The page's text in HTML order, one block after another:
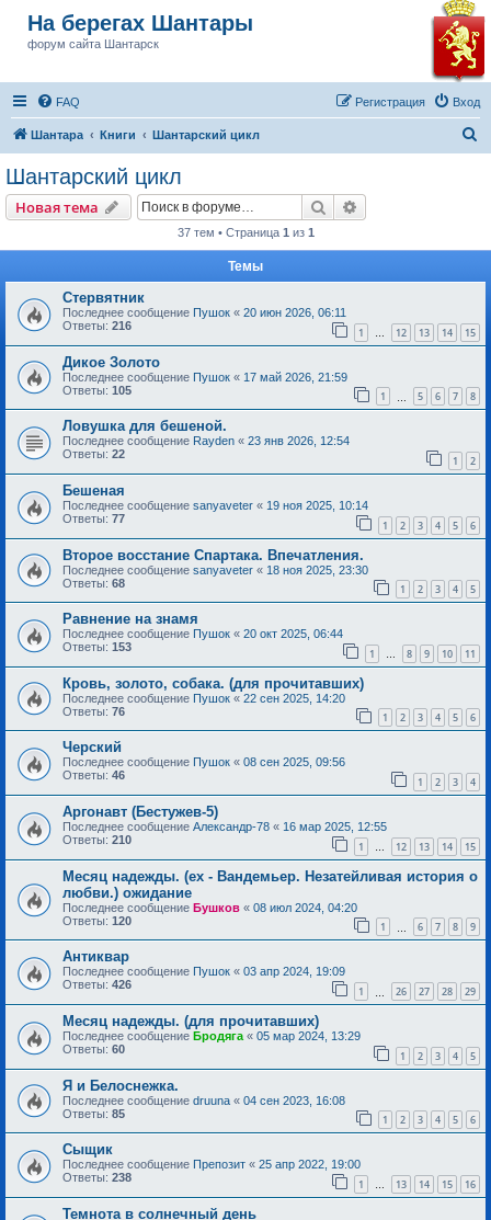
На берегах Шантары
форум сайта Шантарск
FAQ Вход
Регистрация
Шантара Книги Шантарский цикл
Шантарский цикл
Новая тема Поиск
37 тем • Страница 1 из 1
Темы
Стервятник
Последнее сообщение Пушок « 20 июн 2026, 06:11
Ответы: 216 1 … 12 13 14 15
Дикое Золото
Последнее сообщение Пушок « 17 май 2026, 21:59
Ответы: 105 1 5 6 7 8
Ловушка для бешеной.
Последнее сообщение Rayden « 23 янв 2026, 12:54
Ответы: 22 1 2
Бешеная
Последнее сообщение sanyaveter « 19 ноя 2025, 10:14
Ответы: 77 1 2 3 4 5 6
Второе восстание Спартака. Впечатления.
Последнее сообщение sanyaveter « 18 ноя 2025, 23:30
Ответы: 68 1 2 3 4 5
Равнение на знамя
Последнее сообщение Пушок « 20 окт 2025, 06:44
Ответы: 153 1 … 8 9 10 11
Кровь, золото, собака. (для прочитавших)
Последнее сообщение Пушок « 22 сен 2025, 14:20
Ответы: 76 1 2 3 4 5 6
Черский
Последнее сообщение Пушок « 08 сен 2025, 09:56
Ответы: 46 1 2 3 4
Аргонавт (Бестужев-5)
Последнее сообщение Александр-78 « 16 мар 2025, 12:55
Ответы: 210 1 … 12 13 14 15
Месяц надежды. (ex - Вандемьер. Незатейливая история о
любви.) ожидание
Последнее сообщение Бушков « 08 июл 2024, 04:20
Ответы: 120 1 6 7 8 9
Антиквар
Последнее сообщение Пушок « 03 апр 2024, 19:09
Ответы: 426 1 26 27 28 29
Месяц надежды. (для прочитавших)
Последнее сообщение Бродяга « 05 мар 2024, 13:29
Ответы: 60 1 2 3 4 5
Я и Белоснежка.
Последнее сообщение druuna « 04 сен 2023, 16:08
Ответы: 85 1 2 3 4 5 6
Сыщик
Последнее сообщение Препозит « 25 апр 2022, 19:00
Ответы: 238 1 … 13 14 15 16
Темнота в солнечный день